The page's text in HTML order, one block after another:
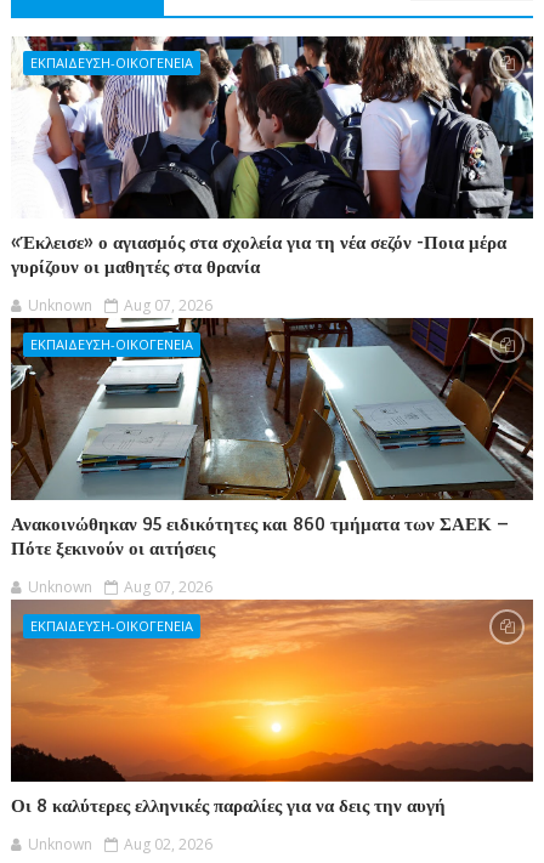
ΕΚΠΑΙΔΕΥΣΗ-ΟΙΚΟΓΕΝΕΙΑ
«Έκλεισε» ο αγιασμός στα σχολεία για τη νέα σεζόν -Ποια μέρα
γυρίζουν οι μαθητές στα θρανία
Unknown Aug 07, 2026
ΕΚΠΑΙΔΕΥΣΗ-ΟΙΚΟΓΕΝΕΙΑ
Ανακοινώθηκαν 95 ειδικότητες και 860 τμήματα των ΣΑΕΚ –
Πότε ξεκινούν οι αιτήσεις
Unknown Aug 07, 2026
ΕΚΠΑΙΔΕΥΣΗ-ΟΙΚΟΓΕΝΕΙΑ
Οι 8 καλύτερες ελληνικές παραλίες για να δεις την αυγή
Unknown Aug 02, 2026